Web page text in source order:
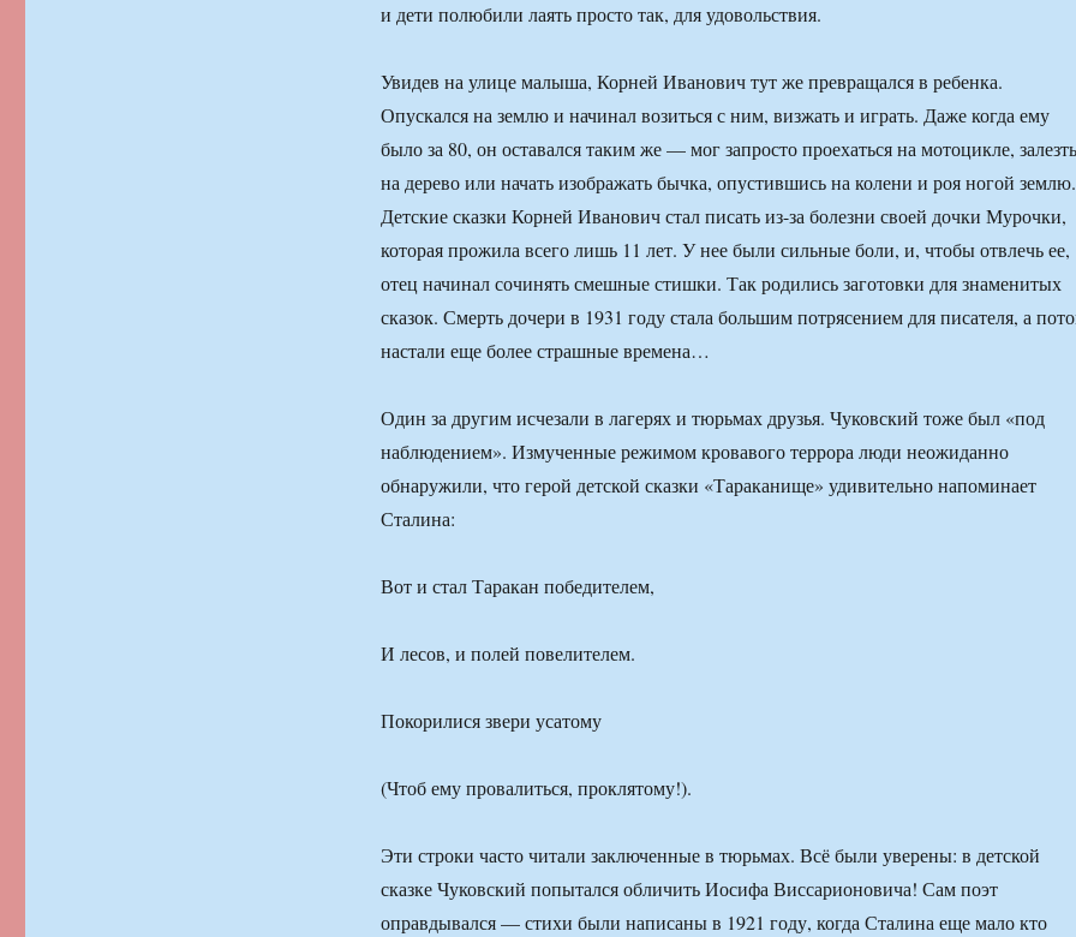
и дети полюбили лаять просто так, для удовольствия.
Увидев на улице малыша, Корней Иванович тут же превращался в ребенка.
Опускался на землю и начинал возиться с ним, визжать и играть. Даже когда ему
было за 80, он оставался таким же — мог запросто проехаться на мотоцикле, залезть
на дерево или начать изображать бычка, опустившись на колени и роя ногой землю.
Детские сказки Корней Иванович стал писать из-за болезни своей дочки Мурочки,
которая прожила всего лишь 11 лет. У нее были сильные боли, и, чтобы отвлечь ее,
отец начинал сочинять смешные стишки. Так родились заготовки для знаменитых
сказок. Смерть дочери в 1931 году стала большим потрясением для писателя, а
настали еще более страшные времена…
Один за другим исчезали в лагерях и тюрьмах друзья. Чуковский тоже был «под
наблюдением». Измученные режимом кровавого террора люди неожиданно
обнаружили, что герой детской сказки «Тараканище» удивительно напоминает
Сталина:
Вот и стал Таракан победителем,
И лесов, и полей повелителем.
Покорилися звери усатому
(Чтоб ему провалиться, проклятому!).
Эти строки часто читали заключенные в тюрьмах. Всё были уверены: в детской
сказке Чуковский попытался обличить Иосифа Виссарионовича! Сам поэт
оправдывался — стихи были написаны в 1921 году, когда Сталина еще мало кто